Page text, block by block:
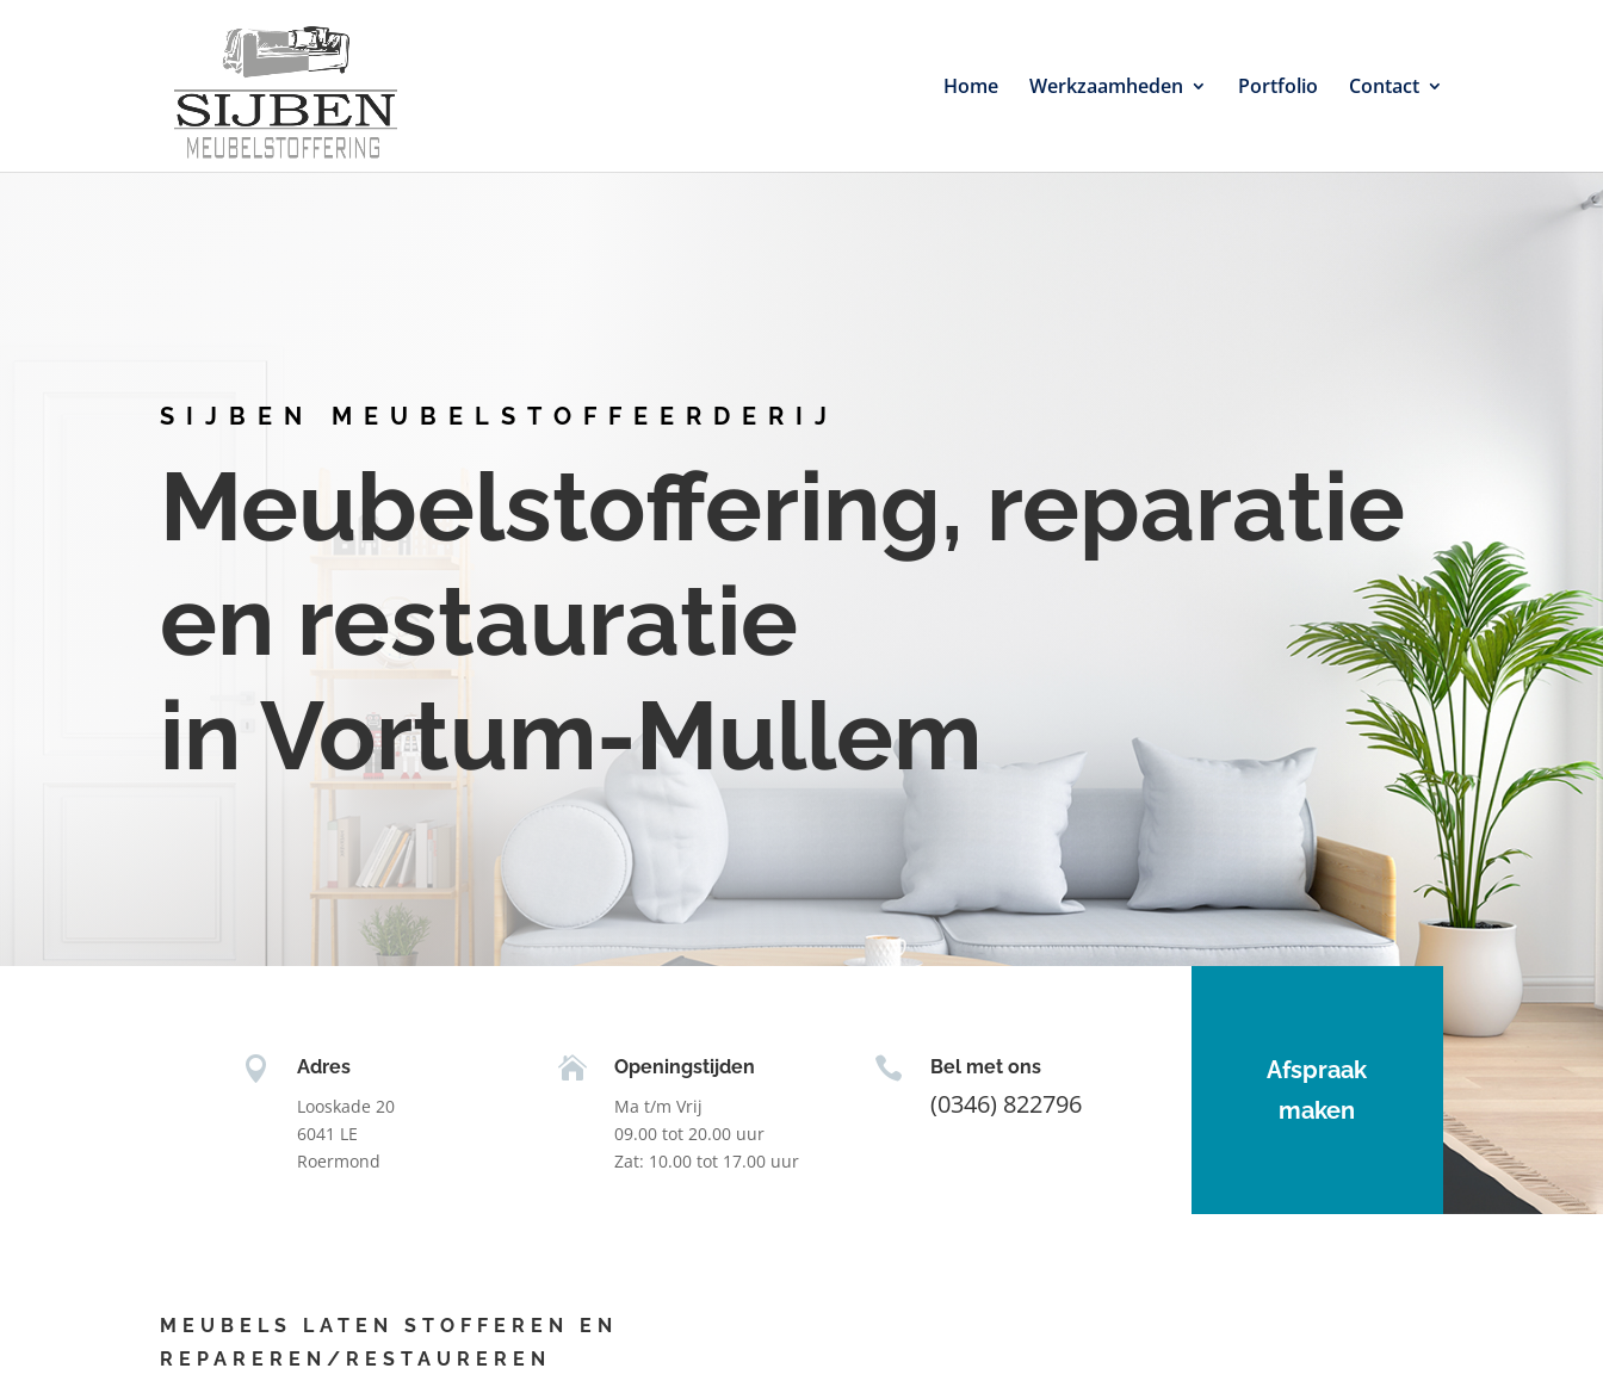
Home Werkzaamheden Portfolio Contact
SIJBEN MEUBELSTOFFEERDERIJ
Meubelstoffering, reparatie
en restauratie
in Vortum-Mullem

Adres
Looskade 20
6041 LE
Roermond

Openingstijden
Ma t/m Vrij
09.00 tot 20.00 uur
Zat: 10.00 tot 17.00 uur
 Bel met ons
(0346) 822796
Afspraak
maken
MEUBELS LATEN STOFFEREN EN
REPAREREN/RESTAUREREN